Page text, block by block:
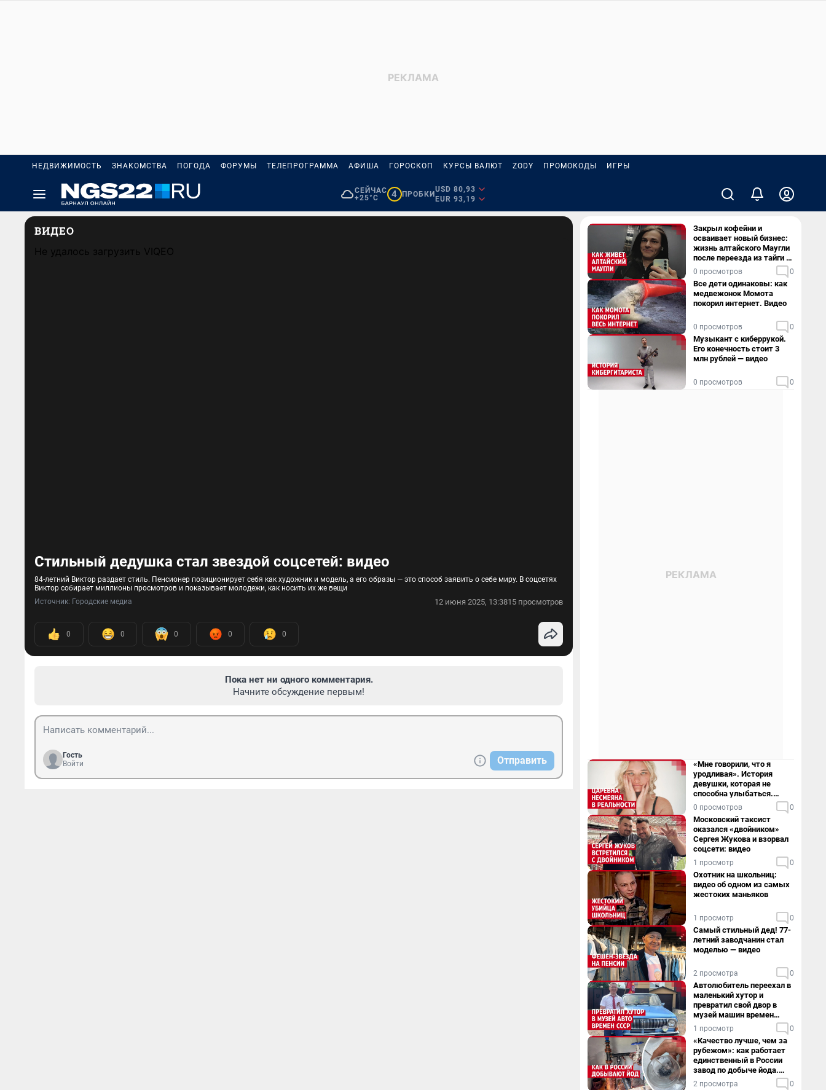
НЕДВИЖИМОСТЬ ЗНАКОМСТВА ПОГОДА ФОРУМЫ ТЕЛЕПРОГРАММА АФИША ГОРОСКОП КУРСЫ ВАЛЮТ ZODY ПРОМОКОДЫ ИГРЫ
СЕЙЧАС
+25°C
4 ПРОБКИ
USD 80,93
EUR 93,19
ВИДЕО
Не удалось загрузить VIQEO
Стильный дедушка стал звездой соцсетей: видео
84-летний Виктор раздает стиль. Пенсионер позиционирует себя как художник и модель, а его образы — это способ заявить о себе миру. В соцсетях
Виктор собирает миллионы просмотров и показывает молодежи, как носить их же вещи
Источник: Городские медиа 12 июня 2025, 13:3815 просмотров
0 0 0 0 0
Пока нет ни одного комментария.
Начните обсуждение первым!
Гость
Войти
Отправить
Закрыл кофейни и
осваивает новый бизнес:
жизнь алтайского Маугли
после переезда из тайги в
столицу
0 просмотров 0
Все дети одинаковы: как
медвежонок Момота
покорил интернет. Видео
0 просмотров 0
Музыкант с киберрукой.
Его конечность стоит 3
млн рублей — видео
0 просмотров 0
«Мне говорили, что я
уродливая». История
девушки, которая не
способна улыбаться.
Видео
0 просмотров 0
Московский таксист
оказался «двойником»
Сергея Жукова и взорвал
соцсети: видео
1 просмотр 0
Охотник на школьниц:
видео об одном из самых
жестоких маньяков
1 просмотр 0
Самый стильный дед! 77-
летний заводчанин стал
моделью — видео
2 просмотра 0
Автолюбитель переехал в
маленький хутор и
превратил свой двор в
музей машин времен
СССР. Видео
1 просмотр 0
«Качество лучше, чем за
рубежом»: как работает
единственный в России
завод по добыче йода.
Видео
2 просмотра 0